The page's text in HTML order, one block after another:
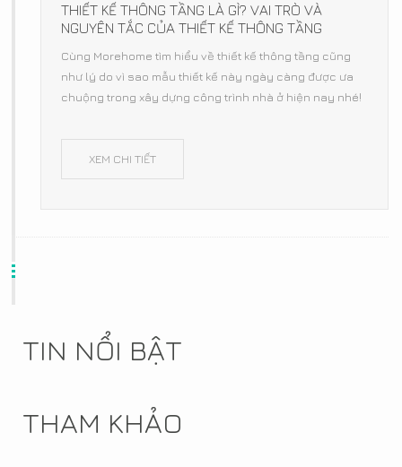
THIẾT KẾ THÔNG TẦNG LÀ GÌ? VAI TRÒ VÀ
NGUYÊN TẮC CỦA THIẾT KẾ THÔNG TẦNG
Cùng Morehome tìm hiểu về thiết kế thông tầng cũng
như lý do vì sao mẫu thiết kế này ngày càng được ưa
chuộng trong xây dựng công trình nhà ở hiện nay nhé!
XEM CHI TIẾT
TIN NỔI BẬT
THAM KHẢO